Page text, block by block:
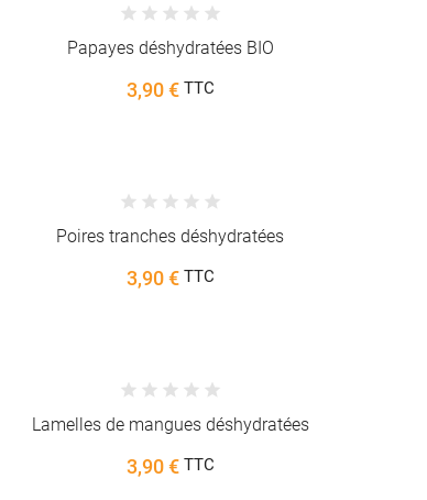
Papayes déshydratées BIO
3,90 €TTC
Poires tranches déshydratées
3,90 €TTC
Lamelles de mangues déshydratées
3,90 €TTC